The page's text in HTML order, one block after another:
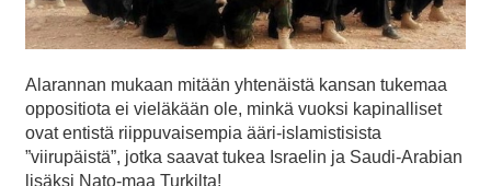
Alarannan mukaan mitään yhtenäistä kansan tukemaa
oppositiota ei vieläkään ole, minkä vuoksi kapinalliset
ovat entistä riippuvaisempia ääri-islamistisista
”viirupäistä”, jotka saavat tukea Israelin ja Saudi-Arabian
lisäksi Nato-maa Turkilta!